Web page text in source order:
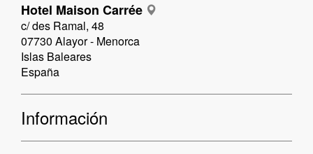
Hotel Maison Carrée
c/ des Ramal, 48
07730 Alayor - Menorca
Islas Baleares
España
Información